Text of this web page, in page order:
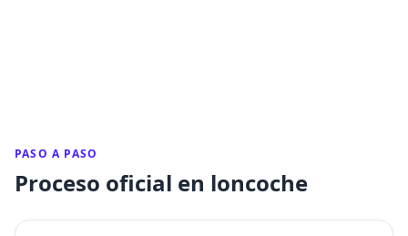
PASO A PASO
Proceso oficial en loncoche